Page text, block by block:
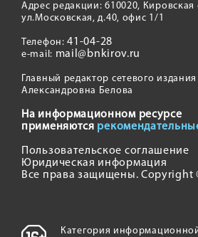
Адрес редакции: 610020, Кировская
ул.Московская, д.40, офис 1/1
Телефон:41-04-28
e-mail: mail@bnkirov.ru
Главный редактор сетевого
Александровна Белова
На информационном ресурсе
применяются
Пользовательское соглашение
Юридическая информация
Все права защищены. Copyright
Категория